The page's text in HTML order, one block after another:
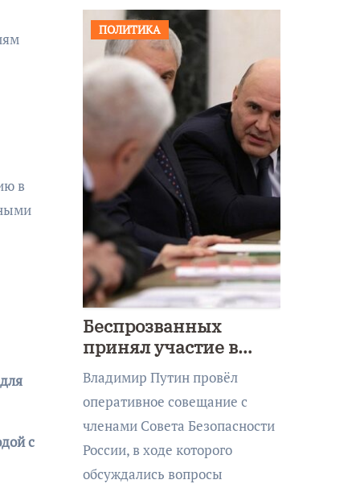
в
с
ПОЛИТИКА
Беспрозванных
принял участие в
совещании Совбеза
под руководством
Путина
Владимир Путин провёл
оперативное совещание с
членами Совета Безопасности
России, в ходе которого
обсуждались вопросы